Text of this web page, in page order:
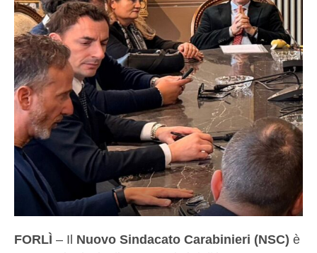
FORLÌ – Il Nuovo Sindacato Carabinieri (NSC) è